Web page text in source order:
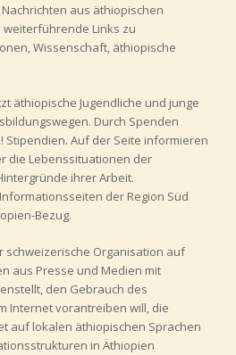
aus äthiopischen
Links zu
Wissenschaft, äthiopische
äthiopische Jugendliche und junge
Durch Spenden
Stipendien. Auf der Seite informieren
die Lebenssituationen der
ihrer Arbeit.
der Region Süd
Bezug.
schweizerische Organisation auf
aus Presse und Medien mit
den Gebrauch des
Internet vorantreiben will, die
auf lokalen äthiopischen Sprachen
in Äthiopien